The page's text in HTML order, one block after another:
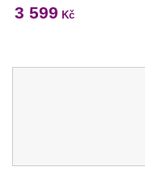
3 599 Kč